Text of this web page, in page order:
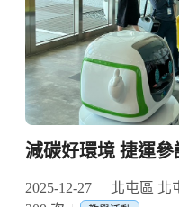
減碳好環境 捷運參
2025-12-27 北屯區 北